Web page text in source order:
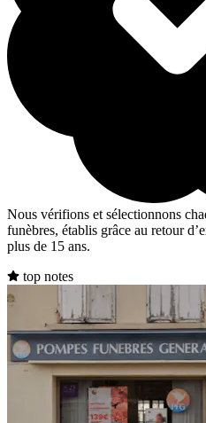
Nous vérifions et sélectionnons
funèbres, établis grâce au retour
plus de 15 ans.
top notes